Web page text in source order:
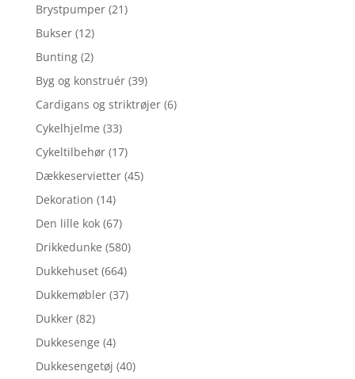
Brystpumper (21)
Bukser (12)
Bunting (2)
Byg og konstruér (39)
Cardigans og striktrøjer (6)
Cykelhjelme (33)
Cykeltilbehør (17)
Dækkeservietter (45)
Dekoration (14)
Den lille kok (67)
Drikkedunke (580)
Dukkehuset (664)
Dukkemøbler (37)
Dukker (82)
Dukkesenge (4)
Dukkesengetøj (40)